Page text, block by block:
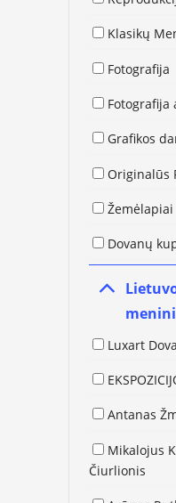
Klasikų
Fotografija
Fotografija
Grafikos
Originalūs
Žemėlapiai
Dovanų
Luxart
Antanas
Mikalojus
Čiurlionis